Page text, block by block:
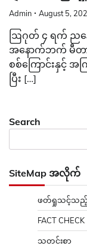
Admin August 5,
ဩဂုတ် ၄ ရက် ညနေ
အနောက်ဘက် မီတာ
စစ်ကြောင်းနှင့်
ပြီး […]
Search
SiteMap အလိုက်
ဖတ်ရှုသင့်သည့်
FACT CHECK
သတင်းစာ